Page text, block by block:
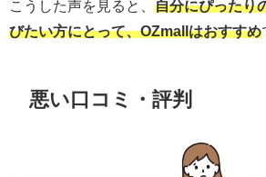
こうした声を見ると、 自分にぴったり
びたい方にとって、OZmallはおすすめ
悪い口コミ・評判